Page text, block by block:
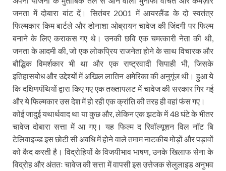
जनता में दोबारा बांट दें। सितंबर 2001 में आयरलैंड के दो स्वतंत्र
फिल्मकार किम बार्टले और डोनाशा ओब्रायन चावेज की जिंदगी पर फिल्म
बनाने के लिए कराकस गए थे। उनकी छवि एक चमत्कारी नेता की थी,
जनता के आदमी की, जो एक लोकप्रिय राजनेता होने के साथ विचारक और
बौद्धिक विमर्शकार भी था और एक राष्ट्रवादी सिपाही भी, जिसके
इतिहासबोध और उद्देश्यों में अखिल लातिन अमेरिका की अनुगूंज थी। हुआ ये
कि दक्षिणपंथियों द्वारा किए गए एक तख्तापलट में चावेज की सरकार गिर गई
और ये फिल्मकार उस देश में हो रही एक क्रांति की तरह ही वहां फंस गए।
कोई जादुई यथार्थवाद था या कुछ और, लेकिन एक झटके में 48 घंटे के भीतर
चावेज दोबारा सत्ता में आ गए। यह फिल्म द रिवॉल्यूशन विल नॉट बि
टेलिवाइज्ड इस छोटी सी अवधि में होने वाले तमाम नाटकीय मोड़ों और पड़ावों
को कैद करती है। विद्रोहियों के विजयीभाव भाषण, उनके खिलाफ सेना के
विद्रोह और अंततः चावेज की सत्ता में वापसी इस उत्तेजक सेलुलाइड अनुभव